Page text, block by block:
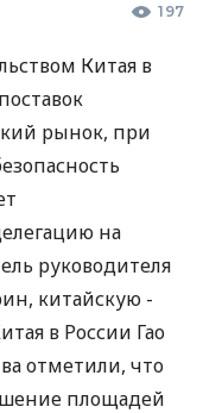
197
Китая в
рынок, при
на
руководителя
китайскую -
в России Гао
отметили, что
площадей